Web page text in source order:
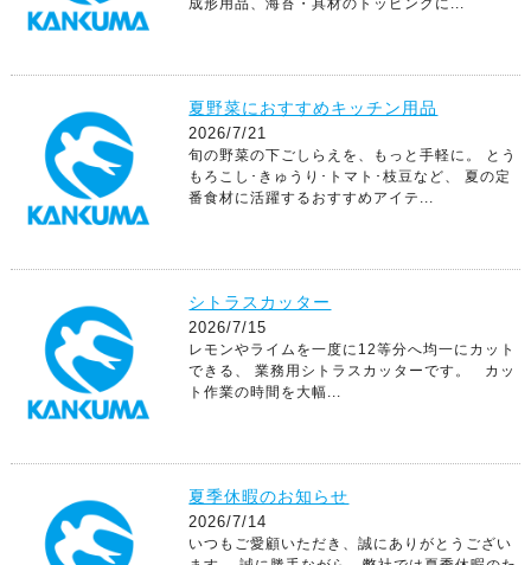
成形用品、海苔・具材のトッピングに...
夏野菜におすすめキッチン用品
2026/7/21
旬の野菜の下ごしらえを、もっと手軽に。 とう
もろこし･きゅうり･トマト･枝豆など、 夏の定
番食材に活躍するおすすめアイテ...
シトラスカッター
2026/7/15
レモンやライムを一度に12等分へ均一にカット
できる、 業務用シトラスカッターです。 カッ
ト作業の時間を大幅...
夏季休暇のお知らせ
2026/7/14
いつもご愛顧いただき、誠にありがとうござい